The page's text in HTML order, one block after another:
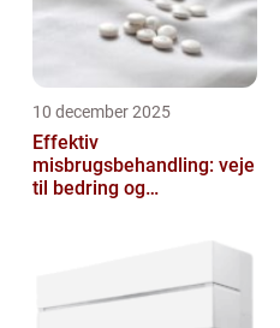
10 december 2025
Effektiv
misbrugsbehandling: veje
til bedring og